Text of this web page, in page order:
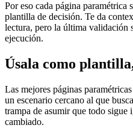
Por eso cada página paramétrica
plantilla de decisión. Te da
lectura, pero la última validación
ejecución.
Úsala como
Las mejores páginas
un escenario cercano al que
trampa de asumir que todo sigue
cambiado.